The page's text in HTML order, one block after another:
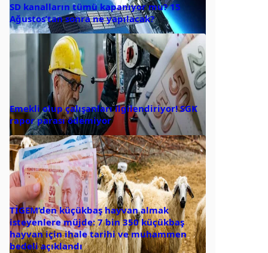
SD kanalların tümü kapanıyor mu? 15
Ağustos’tan sonra ne yapılacak?
Emekli olup çalışanları ilgilendiriyor! SGK
rapor parası ödemiyor
TİGEM’den küçükbaş hayvan almak
isteyenlere müjde: 7 bin 350 küçükbaş
hayvan için ihale tarihi ve muhammen
bedeli açıklandı